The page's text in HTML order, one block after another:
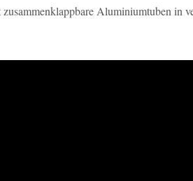
Aluminiumtuben in